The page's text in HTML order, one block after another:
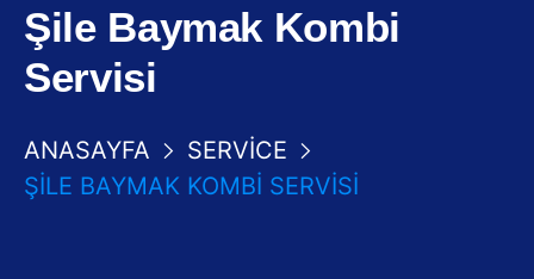
Şile Baymak Kombi
Servisi
ANASAYFA
SERVICE
ŞILE BAYMAK KOMBI SERVISI